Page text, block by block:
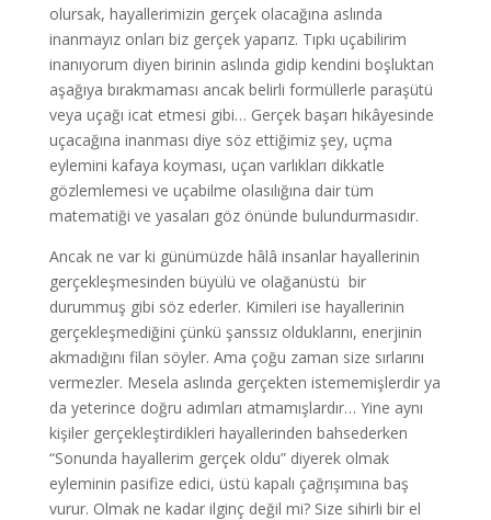
olursak, hayallerimizin gerçek olacağına aslında
inanmayız onları biz gerçek yaparız. Tıpkı uçabilirim
inanıyorum diyen birinin aslında gidip kendini boşluktan
aşağıya bırakmaması ancak belirli formüllerle paraşütü
veya uçağı icat etmesi gibi… Gerçek başarı hikâyesinde
uçacağına inanması diye söz ettiğimiz şey, uçma
eylemini kafaya koyması, uçan varlıkları dikkatle
gözlemlemesi ve uçabilme olasılığına dair tüm
matematiği ve yasaları göz önünde bulundurmasıdır.
Ancak ne var ki günümüzde hâlâ insanlar hayallerinin
gerçekleşmesinden büyülü ve olağanüstü bir
durummuş gibi söz ederler. Kimileri ise hayallerinin
gerçekleşmediğini çünkü şanssız olduklarını, enerjinin
akmadığını filan söyler. Ama çoğu zaman size sırlarını
vermezler. Mesela aslında gerçekten istememişlerdir ya
da yeterince doğru adımları atmamışlardır… Yine aynı
kişiler gerçekleştirdikleri hayallerinden bahsederken
“Sonunda hayallerim gerçek oldu” diyerek olmak
eyleminin pasifize edici, üstü kapalı çağrışımına baş
vurur. Olmak ne kadar ilginç değil mi? Size sihirli bir el